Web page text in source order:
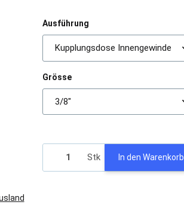
Ausführung
Kupplungsdose Innengewinde
Grösse
3/8"
Stk In den Warenkorb